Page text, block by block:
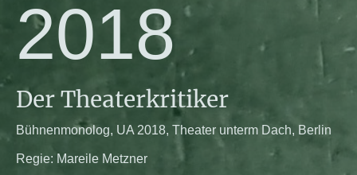
2018
Der Theaterkritiker
Bühnenmonolog, UA 2018, Theater unterm Dach, Berlin
Regie: Mareile Metzner